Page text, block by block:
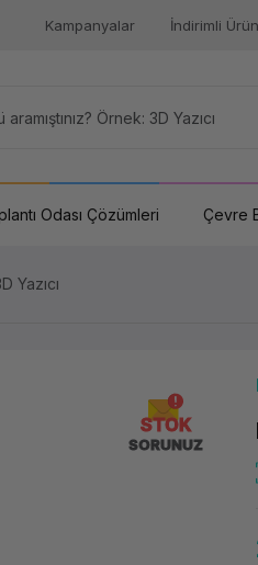
Kampanyalar İndirimli
Odası Çözümleri Çevre
Yazıcı
STOK
SORUNUZ